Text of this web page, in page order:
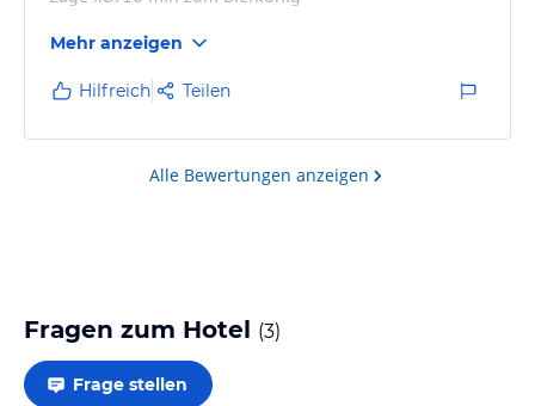
Mehr anzeigen
Hilfreich Teilen
Alle Bewertungen anzeigen
Fragen zum Hotel (3)
Frage stellen